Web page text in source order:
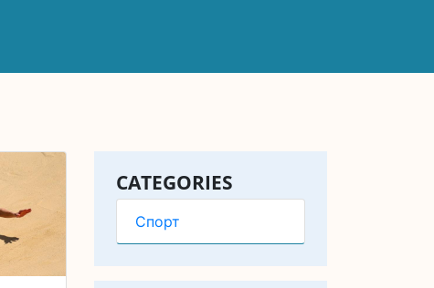
CATEGORIES
Спорт